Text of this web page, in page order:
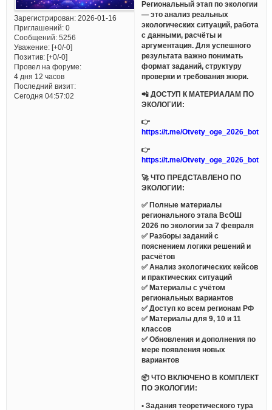
Зарегистрирован: 2026-01-16
Приглашений:0
Сообщений:5256
Уважение: [+0/-0]
Позитив: [+0/-0]
Провел на форуме:
4 дня 12 часов
Последний визит:
Сегодня 04:57:02
Региональный этап по экологии
— это анализ реальных
экологических ситуаций, работа
с данными, расчёты и
аргументация. Для успешного
результата важно понимать
формат заданий, структуру
проверки и требования жюри.
📲 ДОСТУП К МАТЕРИАЛАМ ПО
ЭКОЛОГИИ:
👉
https://t.me/Otvety_oge_2026_bot
👉
https://t.me/Otvety_oge_2026_bot
🚀 ЧТО ПРЕДСТАВЛЕНО ПО
ЭКОЛОГИИ:
✅ Полные материалы
регионального этапа ВсОШ
2026 по экологии за 7 февраля
✅ Разборы заданий с
пояснением логики решений и
расчётов
✅ Анализ экологических кейсов
и практических ситуаций
✅ Материалы с учётом
региональных вариантов
✅ Доступ ко всем регионам РФ
✅ Материалы для 9, 10 и 11
классов
✅ Обновления и дополнения по
мере появления новых
вариантов
📦 ЧТО ВКЛЮЧЕНО В КОМПЛЕКТ
ПО ЭКОЛОГИИ:
• Задания теоретического тура